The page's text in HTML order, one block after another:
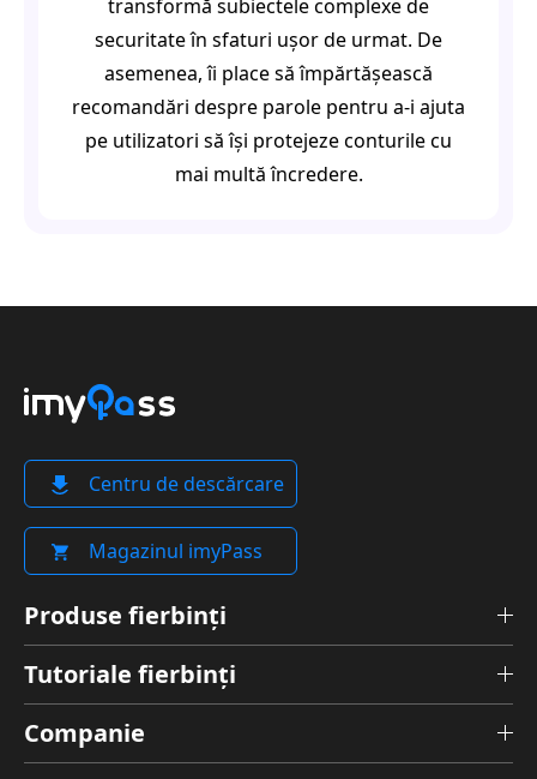
transformă subiectele complexe de
securitate în sfaturi ușor de urmat. De
asemenea, îi place să împărtășească
recomandări despre parole pentru a-i ajuta
pe utilizatori să își protejeze conturile cu
mai multă încredere.
Centru de descărcare
Magazinul imyPass
Produse fierbinți
Tutoriale fierbinți
Companie